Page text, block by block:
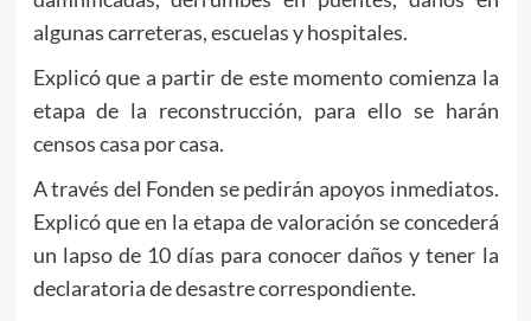
algunas carreteras, escuelas y hospitales.
Explicó que a partir de este momento comienza la
etapa de la reconstrucción, para ello se harán
censos casa por casa.
A través del Fonden se pedirán apoyos inmediatos.
Explicó que en la etapa de valoración se concederá
un lapso de 10 días para conocer daños y tener la
declaratoria de desastre correspondiente.